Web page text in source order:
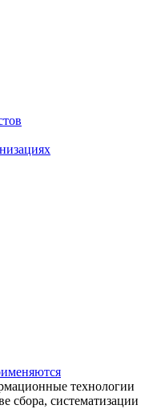
технологии
сбора, систематизации